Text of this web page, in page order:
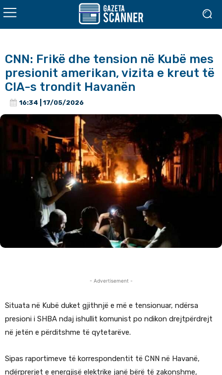
CNN: Frikë dhe tension në Kubë mes
presionit amerikan, vizita e kreut të
CIA-s trondit Havanën
16:34 | 17/05/2026
- Advertisement -
Situata në Kubë duket gjithnjë e më e tensionuar, ndërsa
presioni i SHBA ndaj ishullit komunist po ndikon drejtpërdrejt
në jetën e përditshme të qytetarëve.
Sipas raportimeve të korrespondentit të CNN në Havanë,
ndërprerjet e energjisë elektrike janë bërë të zakonshme,